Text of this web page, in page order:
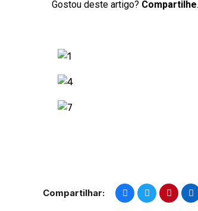
Gostou deste artigo? Compartilhe.
Compartilhar: